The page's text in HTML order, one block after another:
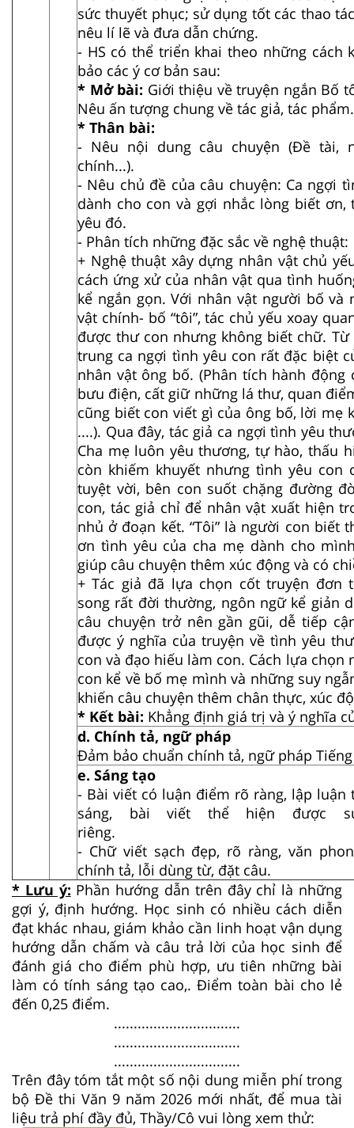
sức thuyết phục; sử dụng tốt các thao
nêu lí lẽ và đưa dẫn chứng.
- HS có thể triển khai theo những cách
bảo các ý cơ bản sau:
* Mở bài: Giới thiệu về truyện ngắn Bố
Nêu ấn tượng chung về tác giả, tác phẩm.
* Thân bài:
- Nêu nội dung câu chuyện (Đề tài,
chính...).
- Nêu chủ đề của câu chuyện: Ca ngợi
dành cho con và gợi nhắc lòng biết
yêu đó.
- Phân tích những đặc sắc về nghệ thuật:
+ Nghệ thuật xây dựng nhân vật chủ
cách ứng xử của nhân vật qua tình
kể ngắn gọn. Với nhân vật người bố và
vật chính- bố “tôi”, tác chủ yếu xoay
được thư con nhưng không biết chữ.
trung ca ngợi tình yêu con rất đặc biệt
nhân vật ông bố. (Phân tích hành
bưu điện, cất giữ những lá thư, quan
cũng biết con viết gì của ông bố, lời mẹ
....). Qua đây, tác giả ca ngợi tình yêu
Cha mẹ luôn yêu thương, tự hào, thấu
còn khiếm khuyết nhưng tình yêu con
tuyệt vời, bên con suốt chặng đường
con, tác giả chỉ để nhân vật xuất hiện
nhủ ở đoạn kết. “Tôi” là người con biết
ơn tình yêu của cha mẹ dành cho
giúp câu chuyện thêm xúc động và có
+ Tác giả đã lựa chọn cốt truyện đơn
song rất đời thường, ngôn ngữ kể giản
câu chuyện trở nên gần gũi, dễ tiếp
được ý nghĩa của truyện về tình yêu
con và đạo hiếu làm con. Cách lựa chọn
con kể về bố mẹ mình và những suy
khiến câu chuyện thêm chân thực, xúc
* Kết bài: Khẳng định giá trị và ý nghĩa
d. Chính tả, ngữ pháp
Đảm bảo chuẩn chính tả, ngữ pháp
e. Sáng tạo
- Bài viết có luận điểm rõ ràng, lập luận
sáng, bài viết thể hiện được
- Chữ viết sạch đẹp, rõ ràng, văn
chính tả, lỗi dùng từ, đặt câu.
* Lưu ý: Phần hướng dẫn trên đây chỉ là những
gợi ý, định hướng. Học sinh có nhiều cách diễn
đạt khác nhau, giám khảo cần linh hoạt vận dụng
hướng dẫn chấm và câu trả lời của học sinh để
đánh giá cho điểm phù hợp, ưu tiên những bài
làm có tính sáng tạo cao,. Điểm toàn bài cho lẻ
đến 0,25 điểm.
................................
................................
................................
Trên đây tóm tắt một số nội dung miễn phí trong
bộ Đề thi Văn 9 năm 2026 mới nhất, để mua tài
liệu trả phí đầy đủ, Thầy/Cô vui lòng xem thử: